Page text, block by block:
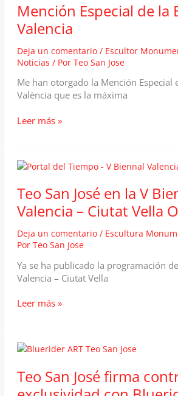
Mención Especial de la
Valencia
Deja un comentario / Escultor
Noticias / Por Teo San Jose
Me han otorgado la Mención Especial
València que es la máxima
Mención
la
Bienal
Valencia
Leer más »
Teo San José en la V
Valencia – Ciutat Vella
Deja un comentario / Escultura
Por Teo San Jose
Ya se ha publicado la programación
Valencia – Ciutat Vella
Teo
en
la
Biennal
de
Leer más »
Teo San José firma